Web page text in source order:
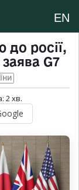
EN
до росії,
G7
2хв.